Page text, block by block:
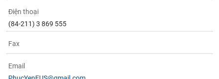
Điện thoại
(84-211) 3 869 555
Fax
Email
chính
liệu